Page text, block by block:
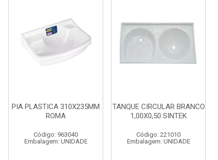
PIA PLASTICA 310X235MM
ROMA
Código: 963040
Embalagem: UNIDADE
TANQUE CIRCULAR BRANCO
1,00X0,50 SINTEK
Código: 221010
Embalagem: UNIDADE